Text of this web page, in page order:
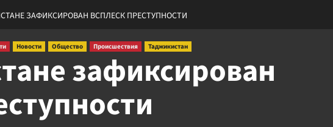
ЗАФИКСИРОВАН ВСПЛЕСК ПРЕСТУПНОСТИ
Новости Общество Происшествия Таджикистан
зафиксирован